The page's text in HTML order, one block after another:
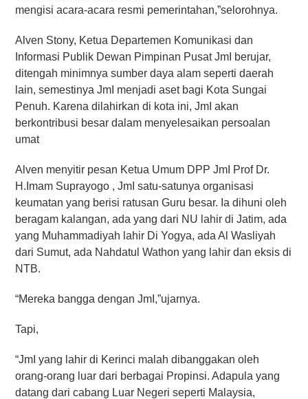
mengisi acara-acara resmi pemerintahan,”selorohnya.
Alven Stony, Ketua Departemen Komunikasi dan
Informasi Publik Dewan Pimpinan Pusat JmI berujar,
ditengah minimnya sumber daya alam seperti daerah
lain, semestinya JmI menjadi aset bagi Kota Sungai
Penuh. Karena dilahirkan di kota ini, JmI akan
berkontribusi besar dalam menyelesaikan persoalan
umat
Alven menyitir pesan Ketua Umum DPP JmI Prof Dr.
H.Imam Suprayogo , JmI satu-satunya organisasi
keumatan yang berisi ratusan Guru besar. Ia dihuni oleh
beragam kalangan, ada yang dari NU lahir di Jatim, ada
yang Muhammadiyah lahir Di Yogya, ada Al Wasliyah
dari Sumut, ada Nahdatul Wathon yang lahir dan eksis di
NTB.
“Mereka bangga dengan JmI,”ujarnya.
Tapi,
“JmI yang lahir di Kerinci malah dibanggakan oleh
orang-orang luar dari berbagai Propinsi. Adapula yang
datang dari cabang Luar Negeri seperti Malaysia,